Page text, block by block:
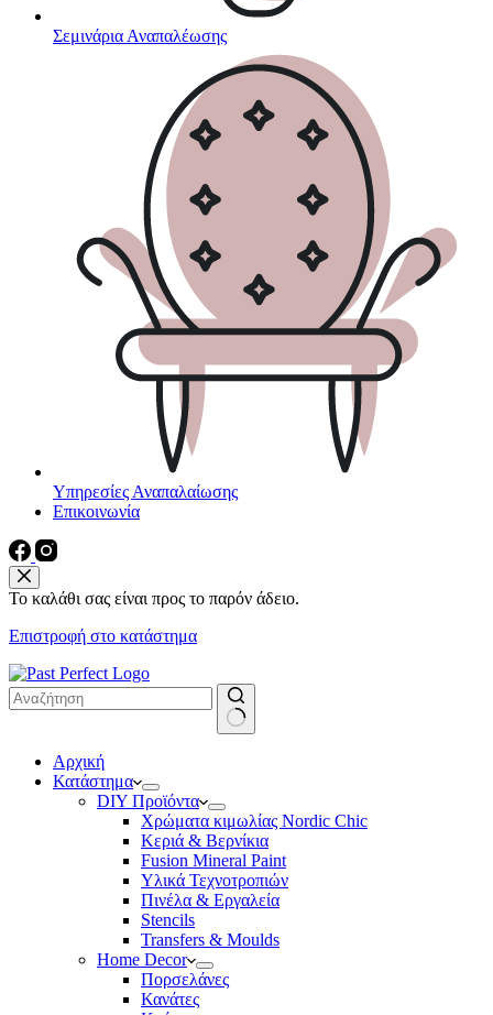
Σεμινάρια Αναπαλέωσης
Υπηρεσίες Αναπαλαίωσης
Επικοινωνία
Το καλάθι σας είναι προς το παρόν άδειο.
Επιστροφή στο κατάστημα
results
Αρχική
Κατάστημα
DIY Προϊόντα
Χρώματα κιμωλίας Nordic Chic
Κεριά & Βερνίκια
Fusion Mineral Paint
Υλικά Τεχνοτροπιών
Πινέλα & Εργαλεία
Stencils
Transfers & Moulds
Home Decor
Πορσελάνες
Κανάτες